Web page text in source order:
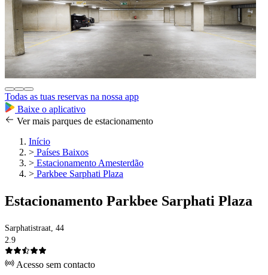
Todas as tuas reservas na nossa app
Baixe o aplicativo
Ver mais parques de estacionamento
Início
> Países Baixos
> Estacionamento Amesterdão
> Parkbee Sarphati Plaza
Estacionamento Parkbee Sarphati Plaza
Sarphatistraat, 44
2.9
Acesso sem contacto